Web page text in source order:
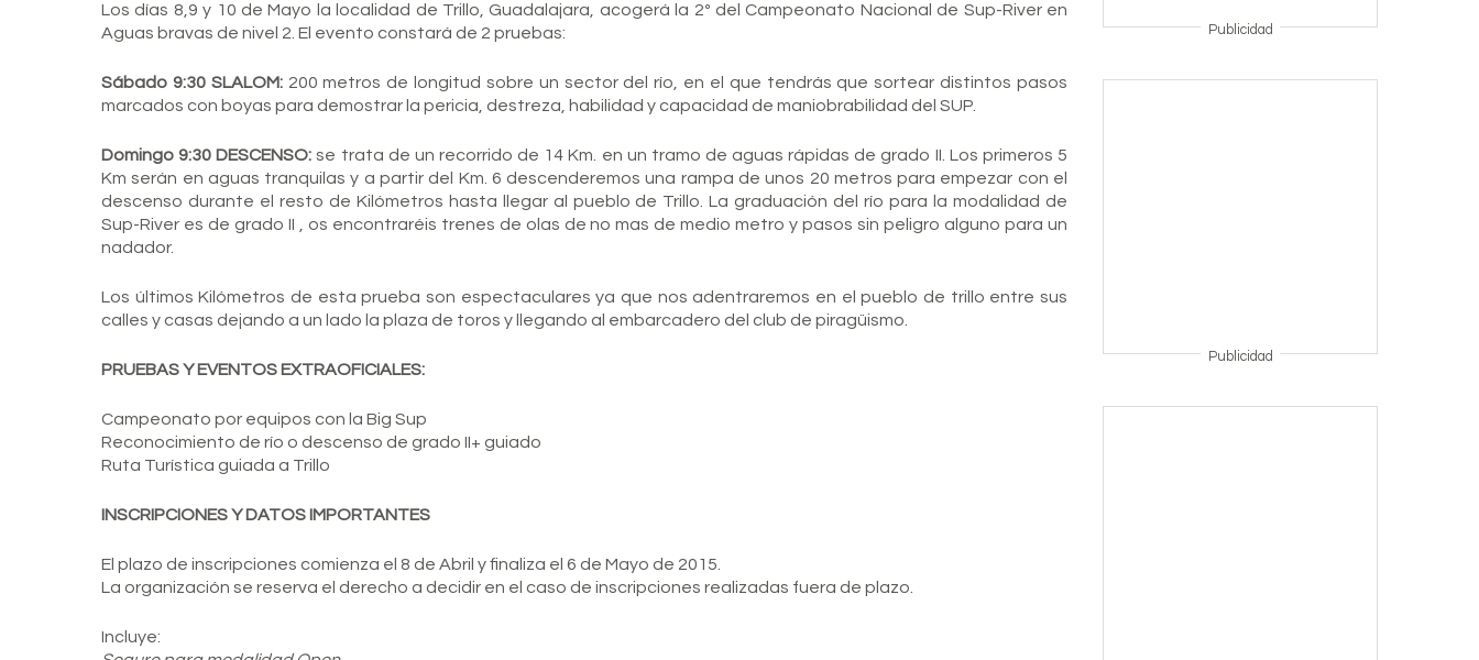
Los días 8,9 y 10 de Mayo la localidad de Trillo, Guadalajara, acogerá la 2º del Campeonato Nacional de Sup-River en
Aguas bravas de nivel 2. El evento constará de 2 pruebas:
Sábado 9:30 SLALOM:200 metros de longitud sobre un sector del río, en el que tendrás que sortear distintos pasos
marcados con boyas para demostrar la pericia, destreza, habilidad y capacidad de maniobrabilidad del SUP.
Domingo 9:30 DESCENSO: se trata de un recorrido de 14 Km. en un tramo de aguas rápidas de grado II. Los primeros 5
Km serán en aguas tranquilas y a partir del Km. 6 descenderemos una rampa de unos 20 metros para empezar con el
descenso durante el resto de Kilómetros hasta llegar al pueblo de Trillo. La graduación del río para la modalidad de
Sup-River es de grado II , os encontraréis trenes de olas de no mas de medio metro y pasos sin peligro alguno para un
nadador.
Los últimos Kilómetros de esta prueba son espectaculares ya que nos adentraremos en el pueblo de trillo entre sus
calles y casas dejando a un lado la plaza de toros y llegando al embarcadero del club de piragüismo.
PRUEBAS Y EVENTOS EXTRAOFICIALES:
Campeonato por equipos con la Big Sup
Reconocimiento de río o descenso de grado II+ guiado
Ruta Turística guiada a Trillo
INSCRIPCIONES Y DATOS IMPORTANTES
El plazo de inscripciones comienza el 8 de Abril y finaliza el 6 de Mayo de 2015.
La organización se reserva el derecho a decidir en el caso de inscripciones realizadas fuera de plazo.
Incluye:
Publicidad
Publicidad